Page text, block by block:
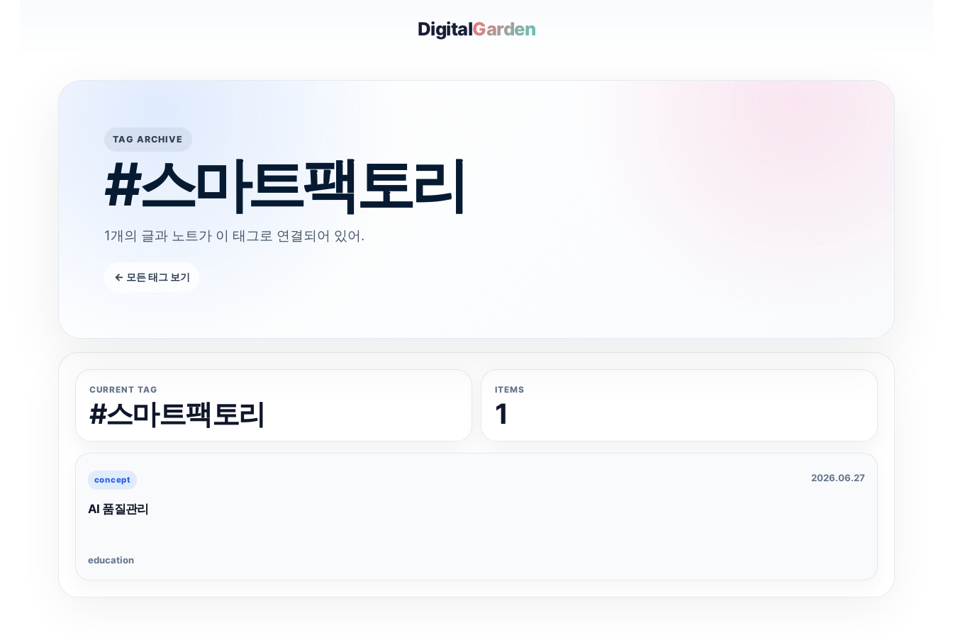
DigitalGarden
TAG ARCHIVE
#스마트팩토리
1개의 글과 노트가 이 태그로 연결되어 있어.
← 모든 태그 보기
CURRENT TAG
#스마트팩토리
ITEMS
1
concept 2026.06.27
AI 품질관리
education